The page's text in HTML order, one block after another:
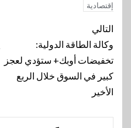
إقتصادية
تنقل
المقالة
التالي
وكالة الطاقة الدولية:
تخفيضات أوبك+ ستؤدي لعجز
كبير في السوق خلال الربع
الأخير